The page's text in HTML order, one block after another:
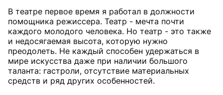
В театре первое время я работал в должности
помощника режиссера. Театр - мечта почти
каждого молодого человека. Но театр - это также
и недосягаемая высота, которую нужно
преодолеть. Не каждый способен удержаться в
мире искусства даже при наличии большого
таланта: гастроли, отсутствие материальных
средств и ряд других особенностей.